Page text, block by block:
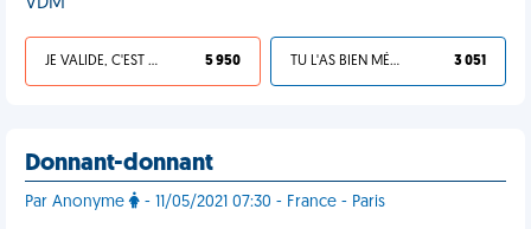
JE VALIDE, C'EST UNE VDM 5 950 TU L'AS BIEN MÉRITÉ 3 051
Donnant-donnant
Par Anonyme - 11/05/2021 07:30 - France - Paris